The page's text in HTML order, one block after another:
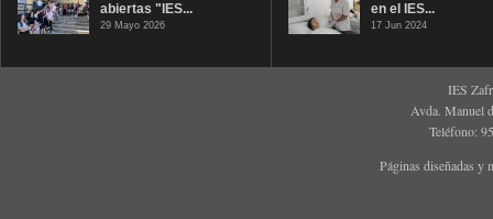
abiertas "IES...
29 Mayo 2026
en el IES...
17 Jun 2024
IES
Avda. Manuel
Teléfono:
Páginas diseñadas y